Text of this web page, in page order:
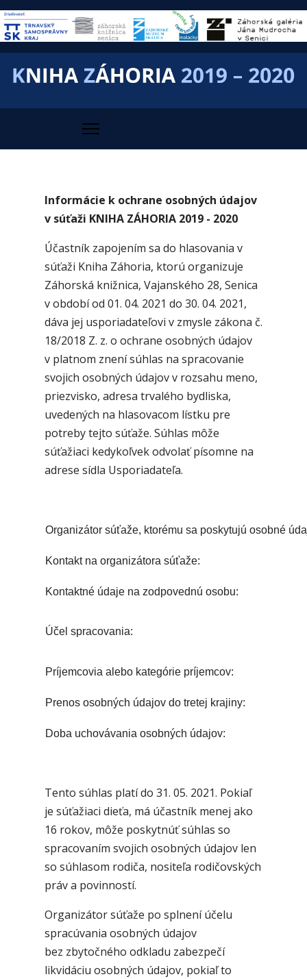
Informácie k ochrane osobných údajov
v súťaži KNIHA ZÁHORIA 2019 - 2020
Účastník zapojením sa do hlasovania v
súťaži Kniha Záhoria, ktorú organizuje
Záhorská knižnica, Vajanského 28, Senica
v období od 01. 04. 2021 do 30. 04. 2021,
dáva jej usporiadateľovi v zmysle zákona č.
18/2018 Z. z. o ochrane osobných údajov
v platnom znení súhlas na spracovanie
svojich osobných údajov v rozsahu meno,
priezvisko, adresa trvalého bydliska,
uvedených na hlasovacom lístku pre
potreby tejto súťaže. Súhlas môže
súťažiaci kedykoľvek odvolať písomne na
adrese sídla Usporiadateľa.
Organizátor súťaže, ktorému sa poskytujú osobné
Kontakt na organizátora súťaže:
Kontaktné údaje na zodpovednú osobu:
Účel spracovania:
Príjemcovia alebo kategórie príjemcov:
Prenos osobných údajov do tretej krajiny:
Doba uchovávania osobných údajov:
Tento súhlas platí do 31. 05. 2021. Pokiaľ
je súťažiaci dieťa, má účastník menej ako
16 rokov, môže poskytnúť súhlas so
spracovaním svojich osobných údajov len
so súhlasom rodiča, nositeľa rodičovských
práv a povinností.
Organizátor súťaže po splnení účelu
spracúvania osobných údajov
bez zbytočného odkladu zabezpečí
likvidáciu osobných údajov, pokiaľ to